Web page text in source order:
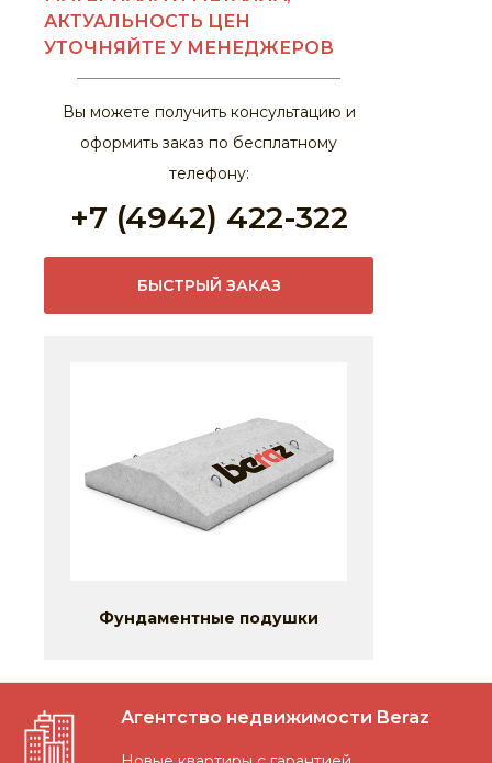
АКТУАЛЬНОСТЬ ЦЕН
УТОЧНЯЙТЕ У МЕНЕДЖЕРОВ
Вы можете получить консультацию и
оформить заказ по бесплатному
телефону:
+7 (4942) 422-322
БЫСТРЫЙ ЗАКАЗ
Фундаментные подушки
Агентство недвижимости Beraz